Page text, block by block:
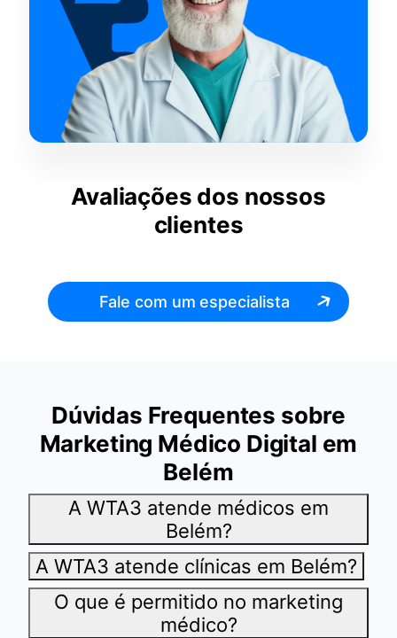
Avaliações dos nossos
clientes
Fale com um especialista
Dúvidas Frequentes sobre
Marketing Médico Digital em
Belém
A WTA3 atende médicos em
Belém?
A WTA3 atende clínicas em Belém?
O que é permitido no marketing
médico?